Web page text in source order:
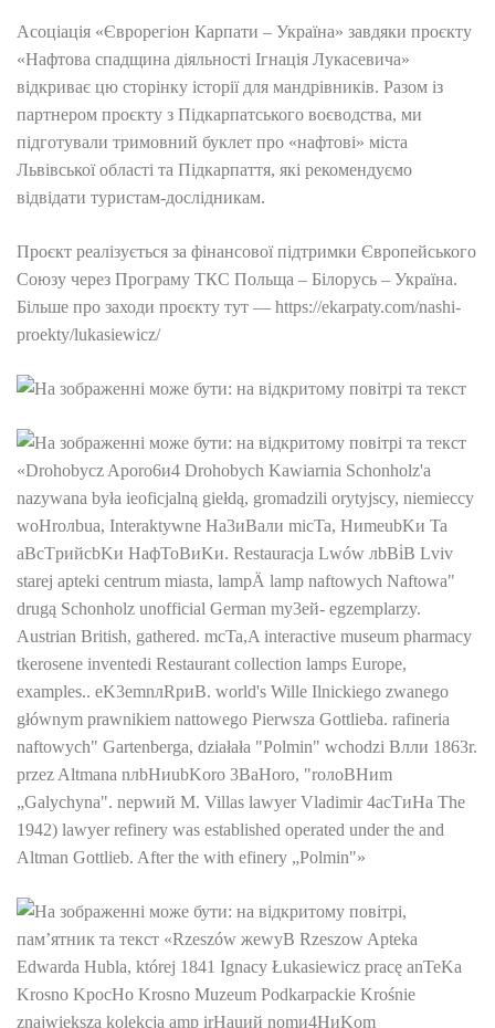
Асоціація «Єврорегіон Карпати – Україна» завдяки проєкту
«Нафтова спадщина діяльності Ігнація Лукасевича»
відкриває цю сторінку історії для мандрівників. Разом із
партнером проєкту з Підкарпатського воєводства, ми
підготували тримовний буклет про «нафтові» міста
Львівської області та Підкарпаття, які рекомендуємо
відвідати туристам-дослідникам.
Проєкт реалізується за фінансової підтримки Європейського
Союзу через Програму ТКС Польща – Білорусь – Україна.
Більше про заходи проєкту тут — https://ekarpaty.com/nashi-
proekty/lukasiewicz/